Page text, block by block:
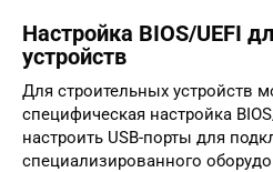
Настройка BIOS/UEFI
устройств
Для строительных устройств
специфическая настройка
настроить USB-порты для
специализированного